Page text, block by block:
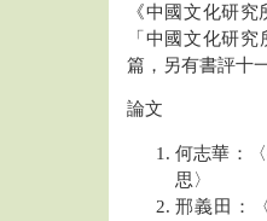
《中國文化研
「中國文化研
篇，另有書評十
論文
何志華：
思〉
邢義田：